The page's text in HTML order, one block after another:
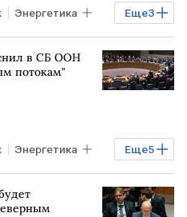
Еще3
Энергетика
в СБ ООН
потокам"
Еще5
Энергетика
США
потоках